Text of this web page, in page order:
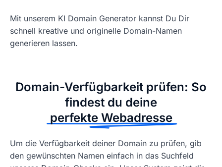
Mit unserem KI Domain Generator kannst Du Dir
schnell kreative und originelle Domain-Namen
generieren lassen.
Domain-Verfügbarkeit prüfen: So
findest du deine
perfekte Webadresse
Um die Verfügbarkeit deiner Domain zu prüfen, gib
den gewünschten Namen einfach in das Suchfeld